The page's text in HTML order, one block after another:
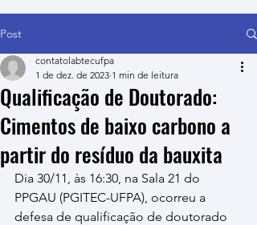
Post
Qualificação de Doutorado:
Cimentos de baixo carbono a
partir do resíduo da bauxita
contatolabtecufpa
1 de dez. de 2023 1 min de leitura
Dia 30/11, às 16:30, na Sala 21 do
PPGAU (PGITEC-UFPA), ocorreu a
defesa de qualificação de doutorado